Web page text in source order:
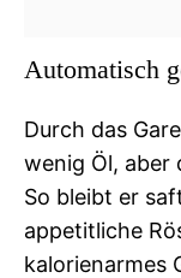
Automatisch
Durch das
wenig Öl, aber
So bleibt er
appetitliche
kalorienarmes